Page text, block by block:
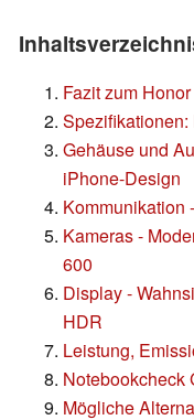
Fazit zum
Spezifikationen:
Gehäuse und
iPhone-Design
Kommunikation
Kameras -
600
Display -
HDR
Leistung,
Notebookcheck
Mögliche